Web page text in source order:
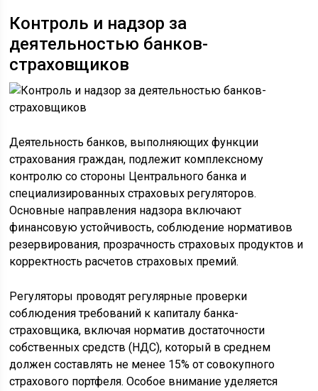
Контроль и надзор за
деятельностью банков-
страховщиков
Деятельность банков, выполняющих функции
страхования граждан, подлежит комплексному
контролю со стороны Центрального банка и
специализированных страховых регуляторов.
Основные направления надзора включают
финансовую устойчивость, соблюдение нормативов
резервирования, прозрачность страховых продуктов и
корректность расчетов страховых премий.
Регуляторы проводят регулярные проверки
соблюдения требований к капиталу банка-
страховщика, включая норматив достаточности
собственных средств (НДС), который в среднем
должен составлять не менее 15% от совокупного
страхового портфеля. Особое внимание уделяется